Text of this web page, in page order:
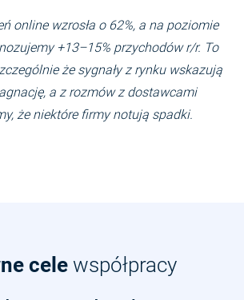
online wzrosła o 62%, a na poziomie
+13–15% przychodów r/r. To
że sygnały z rynku wskazują
a z rozmów z dostawcami
że niektóre firmy notują spadki.
cele współpracy